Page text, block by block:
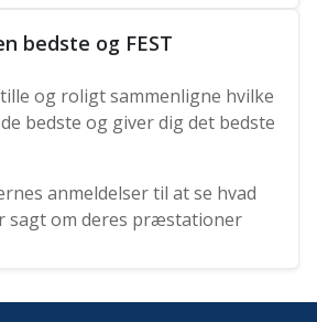
bedste og FEST
og roligt sammenligne hvilke
bedste og giver dig det bedste
anmeldelser til at se hvad
sagt om deres præstationer